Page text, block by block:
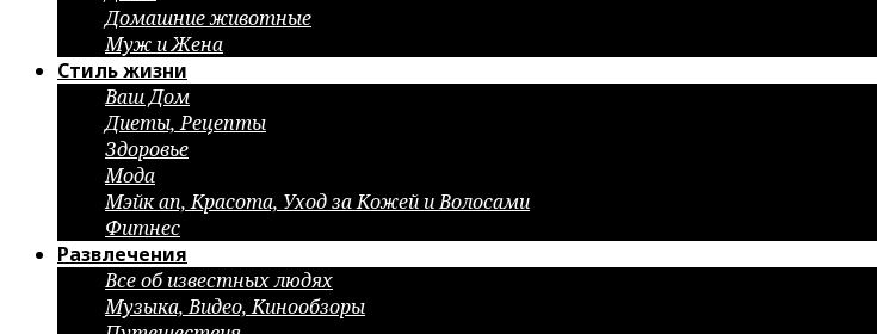
Домашние животные
Муж и Жена
Стиль жизни
Ваш Дом
Диеты, Рецепты
Здоровье
Мода
Мэйк ап, Красота, Уход за Кожей и Волосами
Фитнес
Развлечения
Все об известных людях
Музыка, Видео, Кинообзоры